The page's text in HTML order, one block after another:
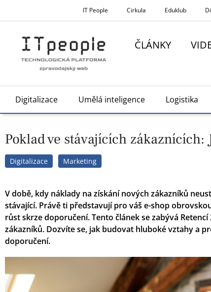
na
IT People Cirkula Eduklub
ČLÁNKY
Digitalizace Umělá inteligence Logistika
Poklad ve stávajících
Digitalizace Marketing
V době, kdy náklady na získání nových zákazníků
stávající. Právě ti představují pro váš e-shop
růst skrze doporučení. Tento článek se zabývá
zákazníků. Dozvíte se, jak budovat hluboké vztahy a
doporučení.